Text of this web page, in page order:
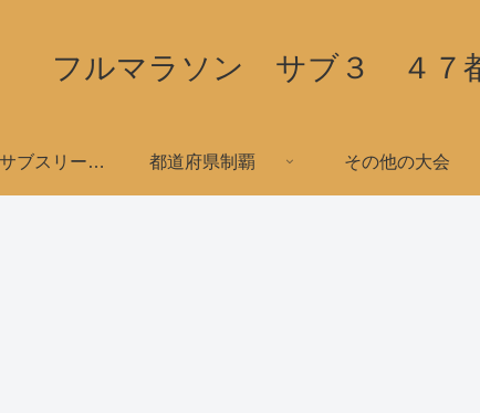
フルマラソン サブ３ ４７
達成状況（サブスリーで全国制覇） 都道府県制覇 その他の大会